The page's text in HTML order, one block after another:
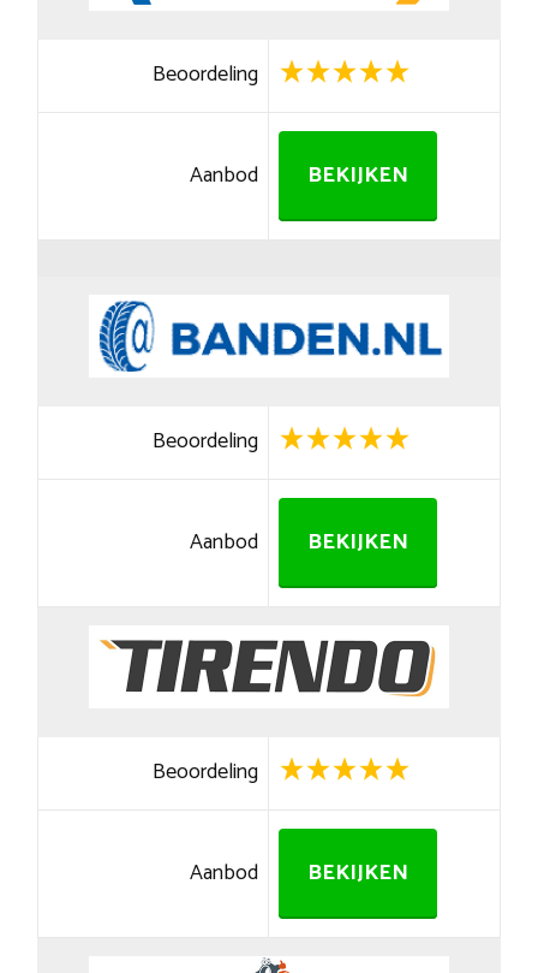
Beoordeling
Aanbod BEKIJKEN
Beoordeling
Aanbod BEKIJKEN
Beoordeling
Aanbod BEKIJKEN